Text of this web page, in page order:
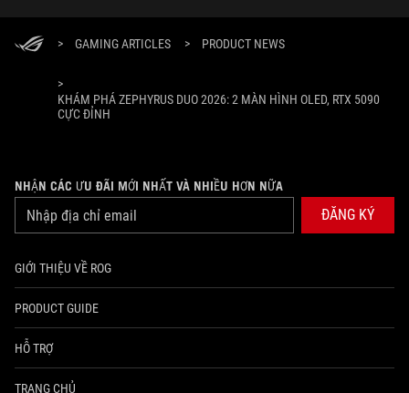
> GAMING ARTICLES > PRODUCT NEWS
>
KHÁM PHÁ ZEPHYRUS DUO 2026: 2 MÀN HÌNH OLED, RTX 5090
CỰC ĐỈNH
NHẬN CÁC ƯU ĐÃI MỚI NHẤT VÀ NHIỀU HƠN NỮA
ĐĂNG KÝ
GIỚI THIỆU VỀ ROG
PRODUCT GUIDE
HỖ TRỢ
TRANG CHỦ